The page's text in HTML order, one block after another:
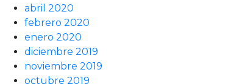
abril 2020
febrero 2020
enero 2020
diciembre 2019
noviembre 2019
octubre 2019